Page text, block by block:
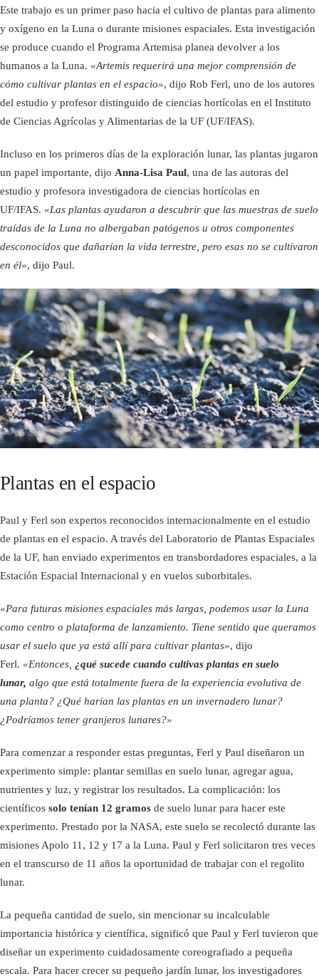
Este trabajo es un primer paso hacia el cultivo de plantas para alimento
y oxígeno en la Luna o durante misiones espaciales. Esta investigación
se produce cuando el Programa Artemisa planea devolver a los
humanos a la Luna. «Artemis requerirá una mejor comprensión de
cómo cultivar plantas en el espacio», dijo Rob Ferl, uno de los autores
del estudio y profesor distinguido de ciencias hortícolas en el Instituto
de Ciencias Agrícolas y Alimentarias de la UF (UF/IFAS).
Incluso en los primeros días de la exploración lunar, las plantas jugaron
un papel importante, dijo Anna-Lisa Paul, una de las autoras del
estudio y profesora investigadora de ciencias hortícolas en
UF/IFAS. «Las plantas ayudaron a descubrir que las muestras de suelo
traídas de la Luna no albergaban patógenos u otros componentes
desconocidos que dañarían la vida terrestre, pero esas no se cultivaron
en él», dijo Paul.
Plantas en el espacio
Paul y Ferl son expertos reconocidos internacionalmente en el estudio
de plantas en el espacio. A través del Laboratorio de Plantas Espaciales
de la UF, han enviado experimentos en transbordadores espaciales, a la
Estación Espacial Internacional y en vuelos suborbitales.
«Para futuras misiones espaciales más largas, podemos usar la Luna
como centro o plataforma de lanzamiento. Tiene sentido que queramos
usar el suelo que ya está allí para cultivar plantas», dijo
Ferl. «Entonces, ¿qué sucede cuando cultivas plantas en suelo
lunar, algo que está totalmente fuera de la experiencia evolutiva de
una planta? ¿Qué harían las plantas en un invernadero lunar?
¿Podríamos tener granjeros lunares?»
Para comenzar a responder estas preguntas, Ferl y Paul diseñaron un
experimento simple: plantar semillas en suelo lunar, agregar agua,
nutrientes y luz, y registrar los resultados. La complicación: los
científicos solo tenían 12 gramos de suelo lunar para hacer este
experimento. Prestado por la NASA, este suelo se recolectó durante las
misiones Apolo 11, 12 y 17 a la Luna. Paul y Ferl solicitaron tres veces
en el transcurso de 11 años la oportunidad de trabajar con el regolito
lunar.
La pequeña cantidad de suelo, sin mencionar su incalculable
importancia histórica y científica, significó que Paul y Ferl tuvieron que
diseñar un experimento cuidadosamente coreografiado a pequeña
escala. Para hacer crecer su pequeño jardín lunar, los investigadores